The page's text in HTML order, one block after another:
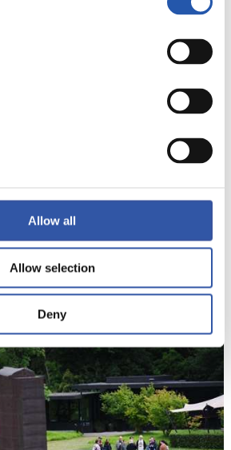
Allow all
Allow selection
Deny